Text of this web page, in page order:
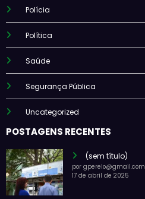
Polícia
Política
Saúde
Segurança Pública
Uncategorized
POSTAGENS RECENTES
(sem título)
por gperelo@gmail.com
17 de abril de 2025